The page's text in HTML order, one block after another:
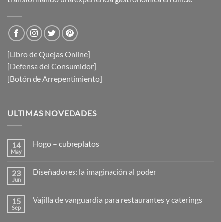
[Libro de Quejas Online]
[Defensa del Consumidor]
[Botón de Arrepentimiento]
ULTIMAS NOVEDADES
14
May
Hogo – cubreplatos
en
23
Jun
Diseñadores: la imaginación al poder
en
15
Sep
Vajilla de vanguardia para restaurantes y caterings